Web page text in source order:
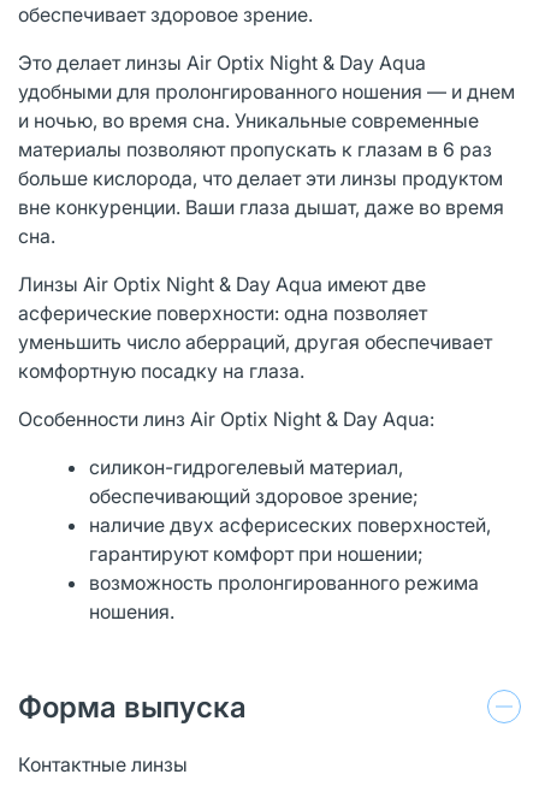
обеспечивает здоровое зрение.
Это делает линзы Air Optix Night & Day Aqua
удобными для пролонгированного ношения — и днем
и ночью, во время сна. Уникальные современные
материалы позволяют пропускать к глазам в 6 раз
больше кислорода, что делает эти линзы продуктом
вне конкуренции. Ваши глаза дышат, даже во время
сна.
Линзы Air Optix Night & Day Aqua имеют две
асферические поверхности: одна позволяет
уменьшить число аберраций, другая обеспечивает
комфортную посадку на глаза.
Особенности линз Air Optix Night & Day Aqua:
силикон-гидрогелевый материал,
обеспечивающий здоровое зрение;
наличие двух асферисеских поверхностей,
гарантируют комфорт при ношении;
возможность пролонгированного режима
ношения.
Форма выпуска
Контактные линзы